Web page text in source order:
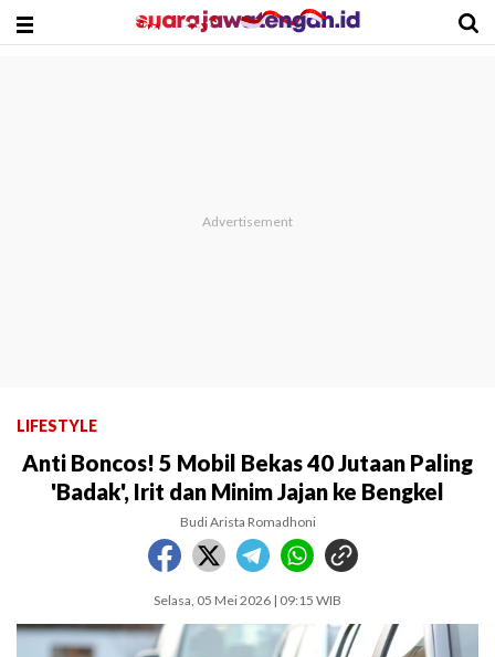
LIFESTYLE
Anti Boncos! 5 Mobil Bekas 40 Jutaan Paling
'Badak', Irit dan Minim Jajan ke Bengkel
Budi Arista Romadhoni
Selasa, 05 Mei 2026 | 09:15 WIB